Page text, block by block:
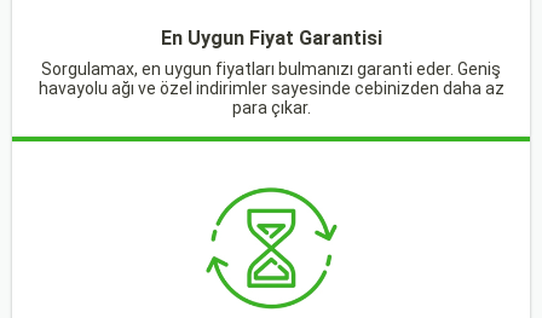
En Uygun Fiyat Garantisi
Sorgulamax, en uygun fiyatları bulmanızı garanti eder. Geniş
havayolu ağı ve özel indirimler sayesinde cebinizden daha az
para çıkar.